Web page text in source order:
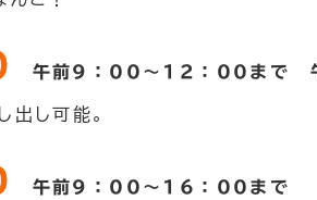
午前9：00～12：00まで
し可能。
午前9：00～16：00まで